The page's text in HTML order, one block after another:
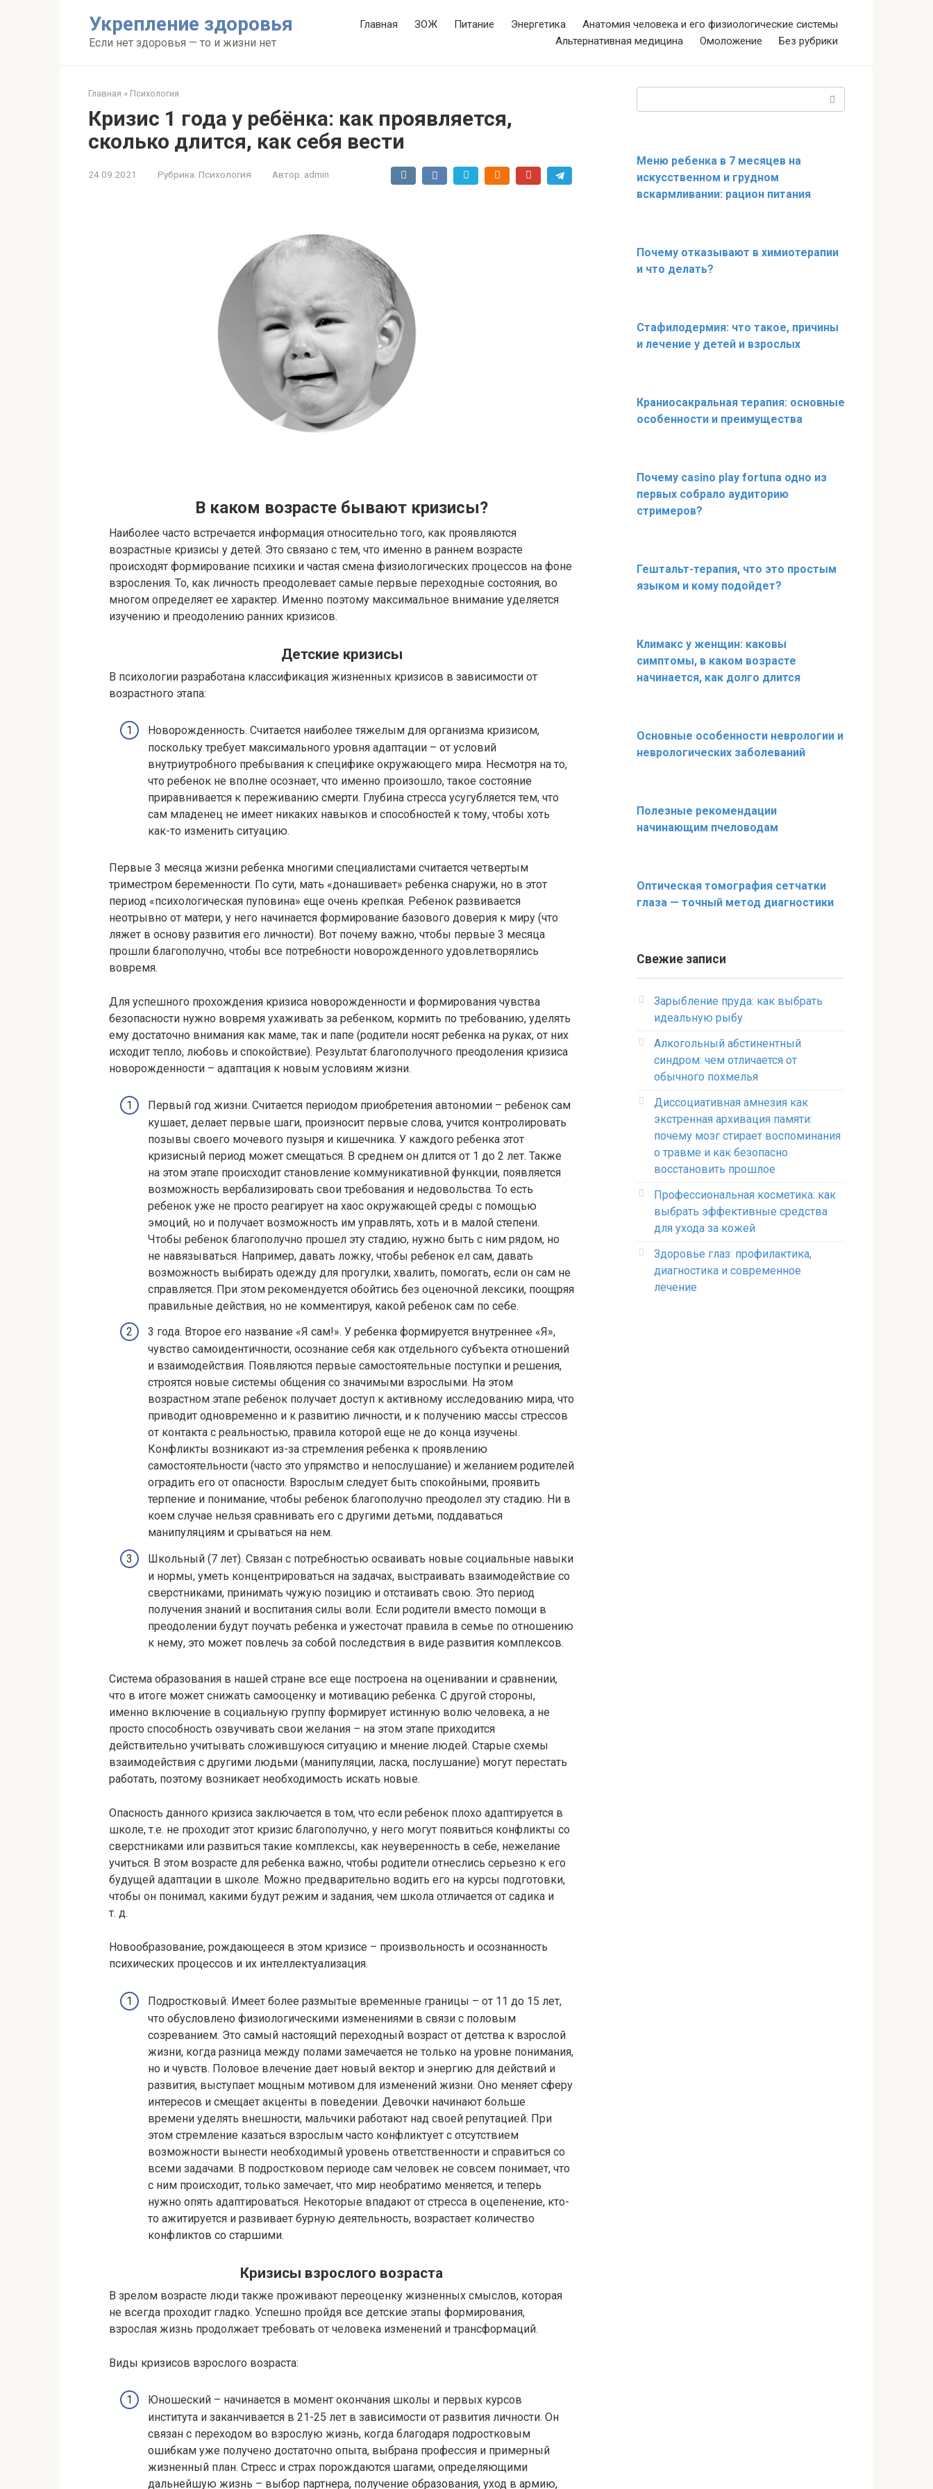
Укрепление здоровья
Если нет здоровья — то и жизни нет
Главная ЗОЖ Питание Энергетика
Анатомия человека и его физиологические системы
Альтернативная медицина
Омоложение Без рубрики
Главная » Психология
Кризис 1 года у ребёнка: как проявляется,
сколько длится, как себя вести
24.09.2021 Рубрика: Психология Автор: admin
В каком возрасте бывают кризисы?
Наиболее часто встречается информация относительно того, как проявляются
возрастные кризисы у детей. Это связано с тем, что именно в раннем возрасте
происходят формирование психики и частая смена физиологических процессов на фоне
взросления. То, как личность преодолевает самые первые переходные состояния, во
многом определяет ее характер. Именно поэтому максимальное внимание уделяется
изучению и преодолению ранних кризисов.
Детские кризисы
В психологии разработана классификация жизненных кризисов в зависимости от
возрастного этапа:
Новорожденность. Считается наиболее тяжелым для организма кризисом,
поскольку требует максимального уровня адаптации – от условий
внутриутробного пребывания к специфике окружающего мира. Несмотря на то,
что ребенок не вполне осознает, что именно произошло, такое состояние
приравнивается к переживанию смерти. Глубина стресса усугубляется тем, что
сам младенец не имеет никаких навыков и способностей к тому, чтобы хоть
как-то изменить ситуацию.
Первые 3 месяца жизни ребенка многими специалистами считается четвертым
триместром беременности. По сути, мать «донашивает» ребенка снаружи, но в этот
период «психологическая пуповина» еще очень крепкая. Ребенок развивается
неотрывно от матери, у него начинается формирование базового доверия к миру (что
ляжет в основу развития его личности). Вот почему важно, чтобы первые 3 месяца
прошли благополучно, чтобы все потребности новорожденного удовлетворялись
вовремя.
Для успешного прохождения кризиса новорожденности и формирования чувства
безопасности нужно вовремя ухаживать за ребенком, кормить по требованию, уделять
ему достаточно внимания как маме, так и папе (родители носят ребенка на руках, от них
исходит тепло, любовь и спокойствие). Результат благополучного преодоления кризиса
новорожденности – адаптация к новым условиям жизни.
Первый год жизни. Считается периодом приобретения автономии – ребенок сам
кушает, делает первые шаги, произносит первые слова, учится контролировать
позывы своего мочевого пузыря и кишечника. У каждого ребенка этот
кризисный период может смещаться. В среднем он длится от 1 до 2 лет. Также
на этом этапе происходит становление коммуникативной функции, появляется
возможность вербализировать свои требования и недовольства. То есть
ребенок уже не просто реагирует на хаос окружающей среды с помощью
эмоций, но и получает возможность им управлять, хоть и в малой степени.
Чтобы ребенок благополучно прошел эту стадию, нужно быть с ним рядом, но
не навязываться. Например, давать ложку, чтобы ребенок ел сам, давать
возможность выбирать одежду для прогулки, хвалить, помогать, если он сам не
справляется. При этом рекомендуется обойтись без оценочной лексики, поощряя
правильные действия, но не комментируя, какой ребенок сам по себе.
3 года. Второе его название «Я сам!». У ребенка формируется внутреннее «Я»,
чувство самоидентичности, осознание себя как отдельного субъекта отношений
и взаимодействия. Появляются первые самостоятельные поступки и решения,
строятся новые системы общения со значимыми взрослыми. На этом
возрастном этапе ребенок получает доступ к активному исследованию мира, что
приводит одновременно и к развитию личности, и к получению массы стрессов
от контакта с реальностью, правила которой еще не до конца изучены.
Конфликты возникают из-за стремления ребенка к проявлению
самостоятельности (часто это упрямство и непослушание) и желанием родителей
оградить его от опасности. Взрослым следует быть спокойными, проявить
терпение и понимание, чтобы ребенок благополучно преодолел эту стадию. Ни в
коем случае нельзя сравнивать его с другими детьми, поддаваться
манипуляциям и срываться на нем.
Школьный (7 лет). Связан с потребностью осваивать новые социальные навыки
и нормы, уметь концентрироваться на задачах, выстраивать взаимодействие со
сверстниками, принимать чужую позицию и отстаивать свою. Это период
получения знаний и воспитания силы воли. Если родители вместо помощи в
преодолении будут поучать ребенка и ужесточат правила в семье по отношению
к нему, это может повлечь за собой последствия в виде развития комплексов.
Система образования в нашей стране все еще построена на оценивании и сравнении,
что в итоге может снижать самооценку и мотивацию ребенка. С другой стороны,
именно включение в социальную группу формирует истинную волю человека, а не
просто способность озвучивать свои желания – на этом этапе приходится
действительно учитывать сложившуюся ситуацию и мнение людей. Старые схемы
взаимодействия с другими людьми (манипуляции, ласка, послушание) могут перестать
работать, поэтому возникает необходимость искать новые.
Опасность данного кризиса заключается в том, что если ребенок плохо адаптируется в
школе, т.е. не проходит этот кризис благополучно, у него могут появиться конфликты со
сверстниками или развиться такие комплексы, как неуверенность в себе, нежелание
учиться. В этом возрасте для ребенка важно, чтобы родители отнеслись серьезно к его
будущей адаптации в школе. Можно предварительно водить его на курсы подготовки,
чтобы он понимал, какими будут режим и задания, чем школа отличается от садика и
т. д.
Новообразование, рождающееся в этом кризисе – произвольность и осознанность
психических процессов и их интеллектуализация.
Подростковый. Имеет более размытые временные границы – от 11 до 15 лет,
что обусловлено физиологическими изменениями в связи с половым
созреванием. Это самый настоящий переходный возраст от детства к взрослой
жизни, когда разница между полами замечается не только на уровне понимания,
но и чувств. Половое влечение дает новый вектор и энергию для действий и
развития, выступает мощным мотивом для изменений жизни. Оно меняет сферу
интересов и смещает акценты в поведении. Девочки начинают больше
времени уделять внешности, мальчики работают над своей репутацией. При
этом стремление казаться взрослым часто конфликтует с отсутствием
возможности вынести необходимый уровень ответственности и справиться со
всеми задачами. В подростковом периоде сам человек не совсем понимает, что
с ним происходит, только замечает, что мир необратимо меняется, и теперь
нужно опять адаптироваться. Некоторые впадают от стресса в оцепенение, кто-
то ажитируется и развивает бурную деятельность, возрастает количество
конфликтов со старшими.
Кризисы взрослого возраста
В зрелом возрасте люди также проживают переоценку жизненных смыслов, которая
не всегда проходит гладко. Успешно пройдя все детские этапы формирования,
взрослая жизнь продолжает требовать от человека изменений и трансформаций.
Виды кризисов взрослого возраста:
Юношеский – начинается в момент окончания школы и первых курсов
института и заканчивается в 21-25 лет в зависимости от развития личности. Он
связан с переходом во взрослую жизнь, когда благодаря подростковым
ошибкам уже получено достаточно опыта, выбрана профессия и примерный
жизненный план. Стресс и страх порождаются шагами, определяющими
дальнейшую жизнь – выбор партнера, получение образования, уход в армию,
Меню ребенка в 7 месяцев на
искусственном и грудном
вскармливании: рацион питания
Почему отказывают в химиотерапии
и что делать?
Стафилодермия: что такое, причины
и лечение у детей и взрослых
Краниосакральная терапия: основные
особенности и преимущества
Почему casino play fortuna одно из
первых собрало аудиторию
стримеров?
Гештальт-терапия, что это простым
языком и кому подойдет?
Климакс у женщин: каковы
симптомы, в каком возрасте
начинается, как долго длится
Основные особенности неврологии и
неврологических заболеваний
Полезные рекомендации
начинающим пчеловодам
Оптическая томография сетчатки
глаза — точный метод диагностики
Свежие записи
Зарыбление пруда: как выбрать
идеальную рыбу
Алкогольный абстинентный
синдром: чем отличается от
обычного похмелья
Диссоциативная амнезия как
экстренная архивация памяти:
почему мозг стирает воспоминания
о травме и как безопасно
восстановить прошлое
Профессиональная косметика: как
выбрать эффективные средства
для ухода за кожей
Здоровье глаз: профилактика,
диагностика и современное
лечение